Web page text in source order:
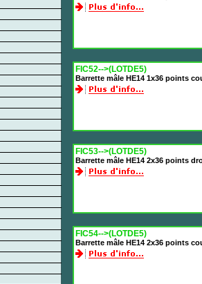
FIC52-->(LOTDE5)
Barrette mâle HE14 1x36 points
FIC53-->(LOTDE5)
Barrette mâle HE14 2x36 points
FIC54-->(LOTDE5)
Barrette mâle HE14 2x36 points